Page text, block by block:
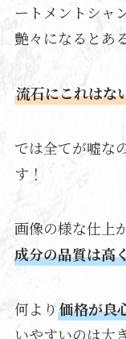
ートメントシャ
艶々になるとあ
流石にこれはな
では全てが嘘な
す！
画像の様な仕上
成分の品質は高
何より 価格が良
いやすいのは大